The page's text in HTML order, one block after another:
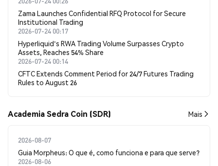
Zama Launches Confidential RFQ Protocol for Secure
Institutional Trading
2026-07-24 00:17
Hyperliquid's RWA Trading Volume Surpasses Crypto
Assets, Reaches 54% Share
2026-07-24 00:14
CFTC Extends Comment Period for 24/7 Futures Trading
Rules to August 26
Academia Sedra Coin (SDR) Mais
2026-08-07
Guia Morpheus: O que é, como funciona e para que serve?
2026-08-06